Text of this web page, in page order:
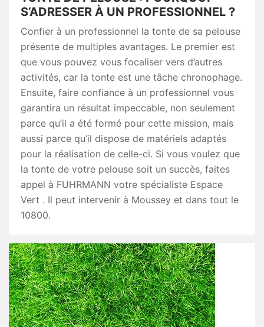
S’ADRESSER À UN PROFESSIONNEL ?
Confier à un professionnel la tonte de sa pelouse
présente de multiples avantages. Le premier est
que vous pouvez vous focaliser vers d’autres
activités, car la tonte est une tâche chronophage.
Ensuite, faire confiance à un professionnel vous
garantira un résultat impeccable, non seulement
parce qu’il a été formé pour cette mission, mais
aussi parce qu’il dispose de matériels adaptés
pour la réalisation de celle-ci. Si vous voulez que
la tonte de votre pelouse soit un succès, faites
appel à FUHRMANN votre spécialiste Espace
Vert . Il peut intervenir à Moussey et dans tout le
10800.